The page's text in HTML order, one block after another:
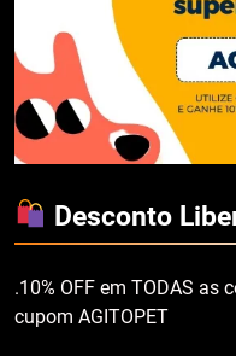
Desconto
.10% OFF em TODAS as
cupom AGITOPET